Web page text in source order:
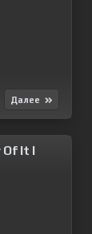
Далее
Of It I